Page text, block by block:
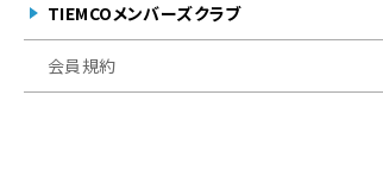
TIEMCOメンバーズクラブ
会員規約